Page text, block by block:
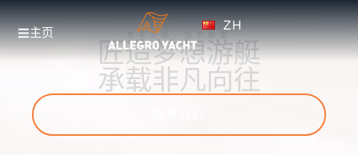
主页 ZH
EN
奢享游艇，境启新章
匠造梦想游艇
承载非凡向往